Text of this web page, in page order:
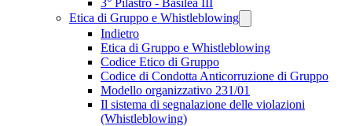
3° Pilastro - Basilea III
Etica di Gruppo e Whistleblowing
Indietro
Etica di Gruppo e Whistleblowing
Codice Etico di Gruppo
Codice di Condotta Anticorruzione di Gruppo
Modello organizzativo 231/01
Il sistema di segnalazione delle violazioni
(Whistleblowing)